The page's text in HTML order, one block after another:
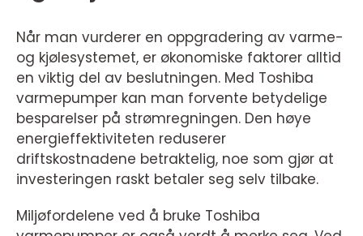
Når man vurderer en oppgradering av varme-
og kjølesystemet, er økonomiske faktorer alltid
en viktig del av beslutningen. Med Toshiba
varmepumper kan man forvente betydelige
besparelser på strømregningen. Den høye
energieffektiviteten reduserer
driftskostnadene betraktelig, noe som gjør at
investeringen raskt betaler seg selv tilbake.
Miljøfordelene ved å bruke Toshiba